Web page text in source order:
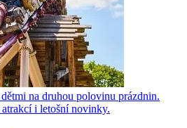
na druhou polovinu prázdnin.
i letošní novinky.